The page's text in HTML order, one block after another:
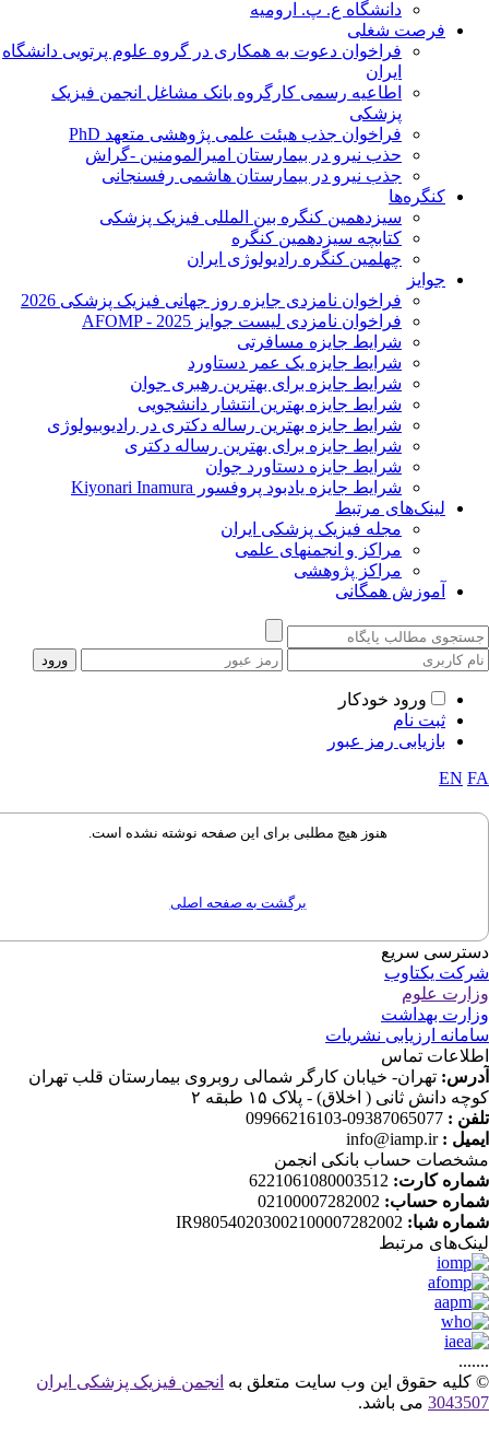
دانشگاه ع. پ. ارومیه
فرصت شغلی
فراخوان دعوت به همکاری در گروه علوم پرتویی دانشگاه
ایران
اطاعیه رسمی کارگروه بانک مشاغل انجمن فیزیک
پزشکی
فراخوان جذب هیئت علمی پژوهشی متعهد PhD
حذب نیرو در بیمارستان امیرالمومنین -گراش
جذب نیرو در بیمارستان هاشمی رفسنجانی
کنگره‌ها
سیزدهمین کنگره بین المللی فیزیک پزشکی
کتابچه سیزدهمین کنگره
چهلمین کنگره رادیولوژی ایران
جوایز
فراخوان نامزدی جایزه روز جهانی فیزیک پزشکی 2026
فراخوان نامزدی لیست جوایز AFOMP - 2025
شرایط جایزه مسافرتی
شرایط جایزه یک عمر دستاورد
شرایط جایزه برای بهترین رهبری جوان
شرایط جایزه بهترین انتشار دانشجویی
شرایط جایزه بهترین رساله دکتری در رادیوبیولوژی
شرایط جایزه برای بهترین رساله دکتری
شرایط جایزه دستاورد جوان
شرایط جایزه یادبود پروفسور Kiyonari Inamura
لینک‌های مرتبط
مجله فیزیک پزشکی ایران
مراکز و انجمنهای علمی
مراکز پژوهشی
آموزش همگانی
ورود خودکار
ثبت نام
بازیابی رمز عبور
EN
هنوز هیچ مطلبی برای این صفحه نوشته نشده است.
برگشت به صفحه اصلی
سریع
یکتاوب
علوم
بهداشت
ارزیابی نشریات
تماس
تهران- خیابان کارگر شمالی روبروی بیمارستان قلب تهران
دانش ثانی ( اخلاق) - پلاک ۱۵ طبقه ۲
:
09387065077-09966216103
:
info@iamp.ir
حساب بانکی انجمن
کارت:6221061080003512
حساب:02100007282002
شبا:IR980540203002100007282002
مرتبط
حقوق این وب سایت متعلق بهانجمن فیزیک پزشکی ایران
می باشد.